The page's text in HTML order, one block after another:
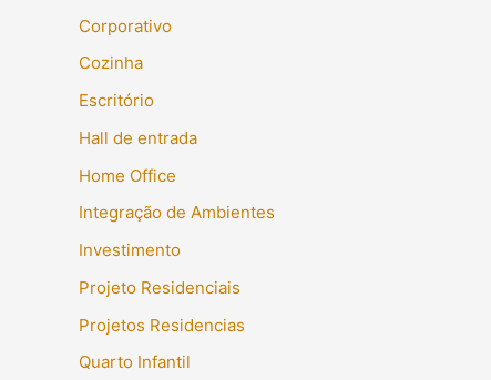
Corporativo
Cozinha
Escritório
Hall de entrada
Home Office
Integração de Ambientes
Investimento
Projeto Residenciais
Projetos Residencias
Quarto Infantil